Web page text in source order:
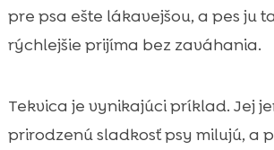
pre psa ešte lákavejšou, a pes ju
rýchlejšie prijíma bez zaváhania.
Tekvica je vynikajúci príklad. Jej
prirodzenú sladkosť psy milujú, a